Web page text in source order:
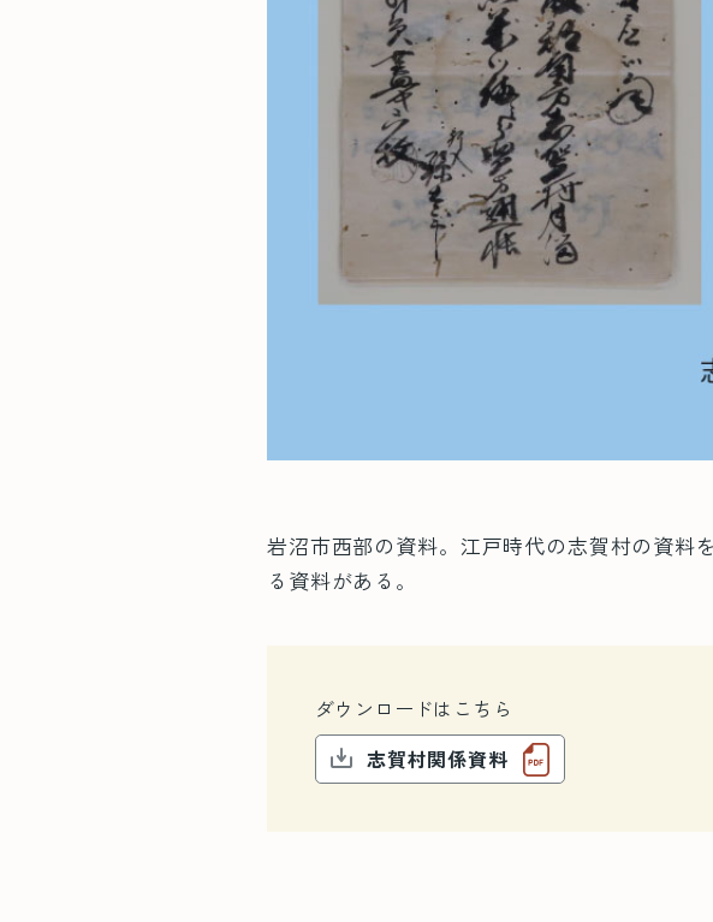
岩沼市西部の資料。江戸時代の志賀村の資料
る資料がある。
ダウンロードはこちら
志賀村関係資料